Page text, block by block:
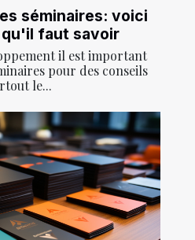
séminaires: voici
faut savoir
il est important
pour des conseils
le...